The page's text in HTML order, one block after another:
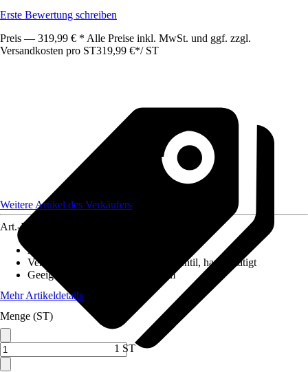
Erste Bewertung schreiben
Preis — 319,99 € * Alle Preise inkl. MwSt. und ggf. zzgl.
Versandkosten pro ST319,99 €*/ ST
Weitere Artikel des Verkäufers
Art.-Nr.
Ausführung
Ventilausstattung
3 ½" Körbchenventil, handbetätigt
Geeignet für
Unterschrank 80 cm
Mehr Artikeldetails
Menge (ST)
1 ST